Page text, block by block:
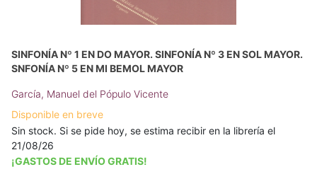
SINFONÍA Nº 1 EN DO MAYOR. SINFONÍA Nº 3 EN SOL MAYOR.
SNFONÍA Nº 5 EN MI BEMOL MAYOR
García, Manuel del Pópulo Vicente
Disponible en breve
Sin stock. Si se pide hoy, se estima recibir en la librería el
21/08/26
¡GASTOS DE ENVÍO GRATIS!